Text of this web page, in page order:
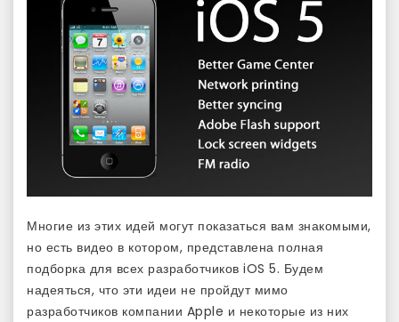
Многие из этих идей могут показаться вам знакомыми,
но есть видео в котором, представлена полная
подборка для всех разработчиков iOS 5. Будем
надеяться, что эти идеи не пройдут мимо
разработчиков компании Apple и некоторые из них